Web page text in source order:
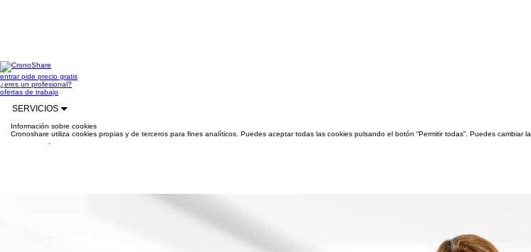
entrarpide precio gratis
¿eres un profesional?
ofertas de trabajo
SERVICIOS
Información sobre cookies
Cronoshare utiliza cookies propias y de terceros para fines analíticos. Puedes aceptar todas las cookies pulsando el botón “Permitir todas”. Puedes cambiar la